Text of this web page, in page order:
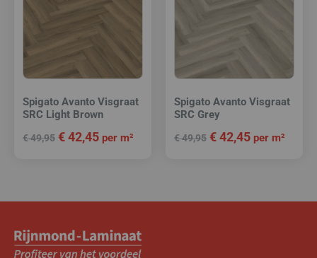
Spigato Avanto Visgraat
SRC Light Brown
€49,95 €42,45 per m²
Spigato Avanto Visgraat
SRC Grey
€49,95 €42,45 per m²